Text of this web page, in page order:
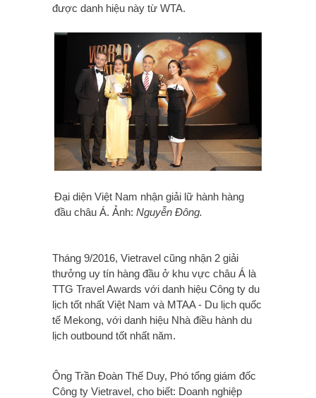
được danh hiệu này từ WTA.
Đại diện Việt Nam nhận giải lữ hành hàng
đầu châu Á. Ảnh: Nguyễn Đông.
Tháng 9/2016, Vietravel cũng nhận 2 giải
thưởng uy tín hàng đầu ở khu vực châu Á là
TTG Travel Awards với danh hiệu Công ty du
lịch tốt nhất Việt Nam và MTAA - Du lịch quốc
tế Mekong, với danh hiệu Nhà điều hành du
lịch outbound tốt nhất năm.
Ông Trần Đoàn Thế Duy, Phó tổng giám đốc
Công ty Vietravel, cho biết: Doanh nghiệp